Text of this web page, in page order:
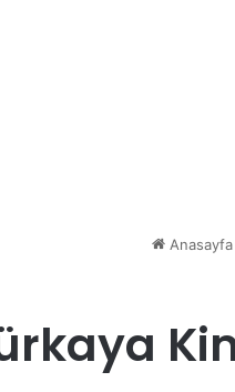
Anasayfa